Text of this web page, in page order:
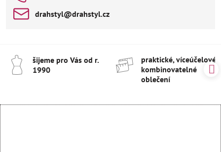
drahstyl​@drahstyl​.cz
šijeme pro Vás od r​.
1990
praktické, víceúčelové
kombinovatelné
oblečení